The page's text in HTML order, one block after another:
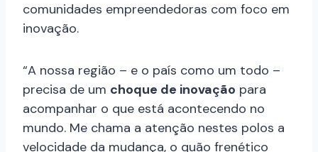
comunidades empreendedoras com foco em
inovação.
“A nossa região – e o país como um todo –
precisa de um choque de inovação para
acompanhar o que está acontecendo no
mundo. Me chama a atenção nestes polos a
velocidade da mudança, o quão frenético